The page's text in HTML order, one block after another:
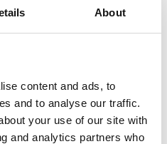
About
content and ads, to
and to analyse our traffic.
your use of our site with
and analytics partners who
AC 500 og Stäbli Robot
5000 v35, SE
og andre implementeres.
support og editor